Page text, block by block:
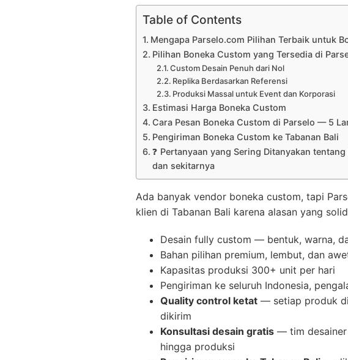
Table of Contents
Mengapa Parselo.com Pilihan Terbaik untuk
Pilihan Boneka Custom yang Tersedia di
Custom Desain Penuh dari Nol
Replika Berdasarkan Referensi
Produksi Massal untuk Event dan Korporasi
Estimasi Harga Boneka Custom
Cara Pesan Boneka Custom di Parselo — 5
Pengiriman Boneka Custom ke Tabanan Bali
❓ Pertanyaan yang Sering Ditanyakan
dan sekitarnya
Ada banyak vendor boneka custom, tapi
klien di Tabanan Bali karena alasan yang
Desain fully custom — bentuk, warna,
Bahan pilihan premium, lembut, dan
Kapasitas produksi 300+ unit per hari
Pengiriman ke seluruh Indonesia,
Quality control ketat — setiap produk
dikirim
Konsultasi desain gratis — tim desainer
hingga produksi